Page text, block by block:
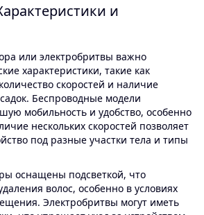
и
или электробритвы важно
характеристики, такие как
скоростей и наличие
Беспроводные модели
мобильность и удобство, особенно
нескольких скоростей позволяет
под разные участки тела и типы
оснащены подсветкой, что
волос, особенно в условиях
Электробритвы могут иметь